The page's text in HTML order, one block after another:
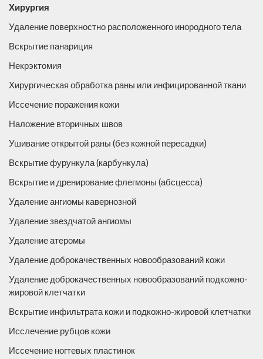
Хирургия
Удаление поверхностно расположенного инородного тела
Вскрытие панариция
Некрэктомия
Хирургическая обработка раны или инфицированной ткани
Иссечение поражения кожи
Наложение вторичных швов
Ушивание открытой раны (без кожной пересадки)
Вскрытие фурункула (карбункула)
Вскрытие и дренирование флегмоны (абсцесса)
Удаление ангиомы кавернозной
Удаление звездчатой ангиомы
Удаление атеромы
Удаление доброкачественных новообразований кожи
Удаление доброкачественных новообразований подкожно-
жировой клетчатки
Вскрытие инфильтрата кожи и подкожно-жировой клетчатки
Исслечение рубцов кожи
Иссечение ногтевых пластинок